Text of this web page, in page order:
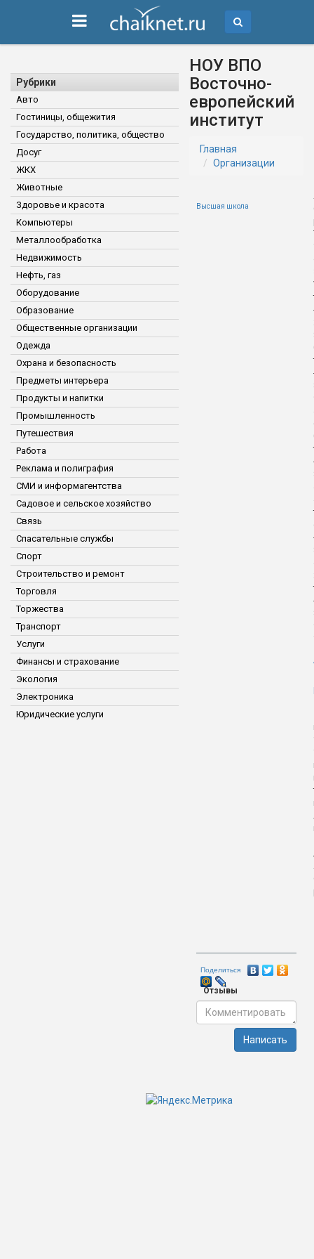
Рубрики
Авто
Гостиницы, общежития
Государство, политика, общество
Досуг
ЖКХ
Животные
Здоровье и красота
Компьютеры
Металлообработка
Недвижимость
Нефть, газ
Оборудование
Образование
Общественные организации
Одежда
Охрана и безопасность
Предметы интерьера
Продукты и напитки
Промышленность
Путешествия
Работа
Реклама и полиграфия
СМИ и информагентства
Садовое и сельское хозяйство
Связь
Спасательные службы
Спорт
Строительство и ремонт
Торговля
Торжества
Транспорт
Услуги
Финансы и страхование
Экология
Электроника
Юридические услуги
НОУ ВПО
Восточно-
европейский
институт
Главная
Организации
Высшая школа
Поделиться
Отзывы
Написать